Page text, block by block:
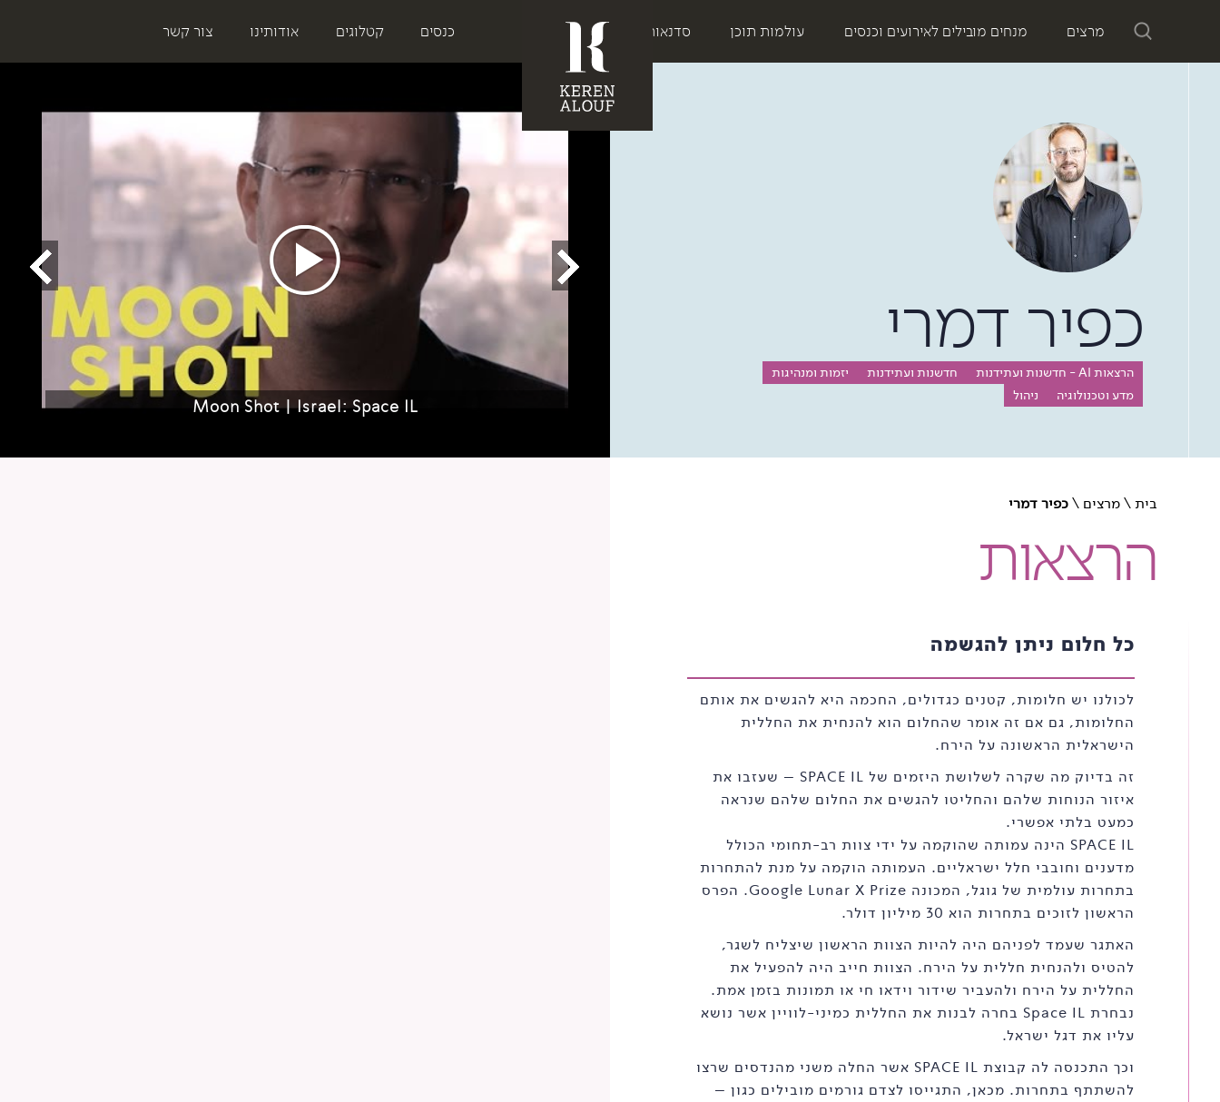
מרצים מנחים מובילים לאירועים וכנסים עולמות תוכן סדנאות כנסים קטלוגים אודותינו צור קשר
Ynet: הישג ל - spaceIL ישראל מתקרבת לירח Moon Shot | Israel: Space IL
כפיר דמרי
הרצאות AI - חדשנות ועתידנות חדשנות ועתידנות
יזמות ומנהיגות
מדע וטכנולוגיה
ניהול
בית\מרצים \כפיר דמרי
הרצאות
כל חלום ניתן להגשמה
לכולנו יש חלומות, קטנים כגדולים, החכמה היא להגשים את אותם
החלומות, גם אם זה אומר שהחלום הוא להנחית את החללית
הישראלית הראשונה על הירח.
זה בדיוק מה שקרה לשלושת היזמים של SPACE IL – שעזבו את
איזור הנוחות שלהם והחליטו להגשים את החלום שלהם שנראה
כמעט בלתי אפשרי.
SPACE IL הינה עמותה שהוקמה על ידי צוות רב-תחומי הכולל
מדענים וחובבי חלל ישראליים. העמותה הוקמה על מנת להתחרות
בתחרות עולמית של גוגל, המכונה Google Lunar X Prize. הפרס
הראשון לזוכים בתחרות הוא 30 מיליון דולר.
האתגר שעמד לפניהם היה להיות הצוות הראשון שיצליח לשגר,
להטיס ולהנחית חללית על הירח. הצוות חייב היה להפעיל את
החללית על הירח ולהעביר שידור וידאו חי או תמונות בזמן אמת.
נבחרת Space IL בחרה לבנות את החללית כמיני-לוויין אשר נושא
עליו את דגל ישראל.
וכך התכנסה לה קבוצת SPACE IL אשר החלה משני מהנדסים שרצו
להשתתף בתחרות. מכאן, התגייסו לצדם גורמים מובילים כגון –